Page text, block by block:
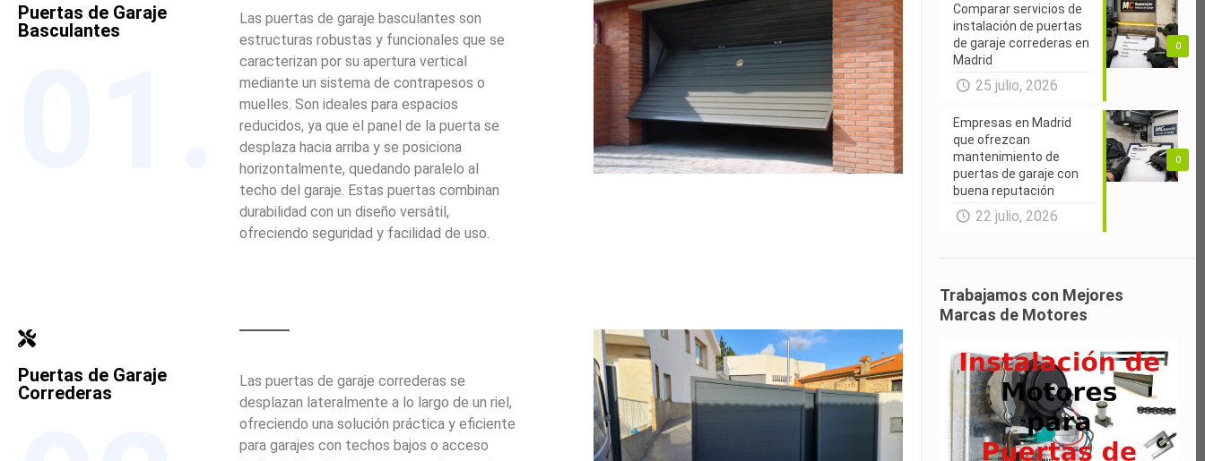
Puertas de Garaje
Basculantes
Las puertas de garaje basculantes son
estructuras robustas y funcionales que se
caracterizan por su apertura vertical
mediante un sistema de contrapesos o
muelles. Son ideales para espacios
reducidos, ya que el panel de la puerta se
desplaza hacia arriba y se posiciona
horizontalmente, quedando paralelo al
techo del garaje. Estas puertas combinan
durabilidad con un diseño versátil,
ofreciendo seguridad y facilidad de uso.
Puertas de Garaje
Correderas
Las puertas de garaje correderas se
desplazan lateralmente a lo largo de un riel,
ofreciendo una solución práctica y eficiente
para garajes con techos bajos o acceso
0
Comparar servicios de
instalación de puertas
de garaje correderas en
Madrid
25 julio, 2026
0
Empresas en Madrid
que ofrezcan
mantenimiento de
puertas de garaje con
buena reputación
22 julio, 2026
Trabajamos con Mejores
Marcas de Motores